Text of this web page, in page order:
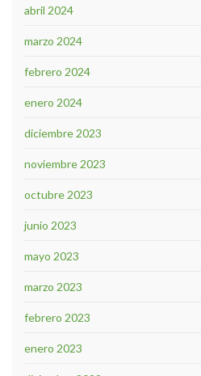
abril 2024
marzo 2024
febrero 2024
enero 2024
diciembre 2023
noviembre 2023
octubre 2023
junio 2023
mayo 2023
marzo 2023
febrero 2023
enero 2023